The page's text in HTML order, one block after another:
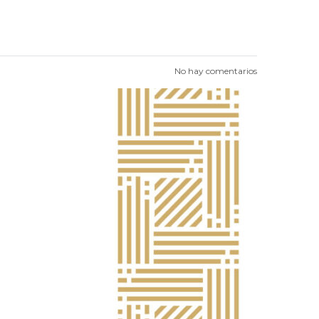
No hay comentarios